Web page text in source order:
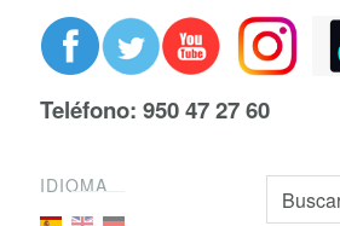
Teléfono: 950 47 27 60
IDIOMA